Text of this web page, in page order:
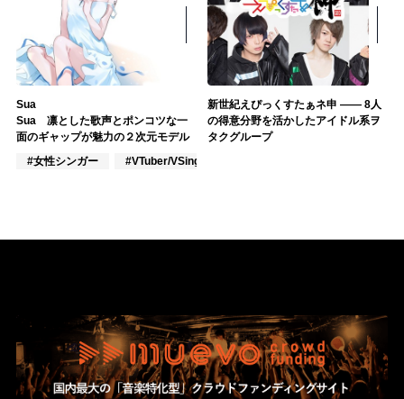
Sua
Sua 凛とした歌声とポンコツな一
面のギャップが魅力の２次元モデル
#女性シンガー
#VTuber/VSinger
新世紀えぴっくすたぁネ申 —— 8人
の得意分野を活かしたアイドル系ヲ
タクグループ